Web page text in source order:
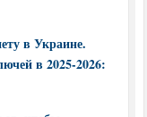
в Украине.
в 2025-2026: